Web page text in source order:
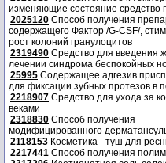
изменяющие состояние средство
2025120 Способ получения
содержащего Фактор /G-CSF/,
рост колоний гранулоцитов
2319490 Средство для введения
лечении синдрома беспокойных
25995 Содержащее адгезив
для фиксации зубных протезов в
2218907 Средство для ухода за
веками
2318830 Способ получения
модифицированного
2118153 Косметика - туш для
2217441 Способ получения